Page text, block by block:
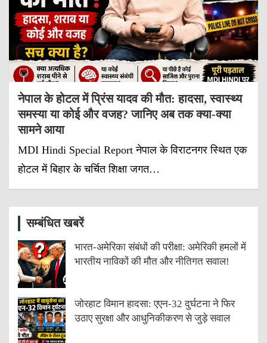
नेपाल के होटल में प्रिंस यादव की मौत: हादसा, स्वास्थ्य
समस्या या कोई और वजह? जानिए अब तक क्या-क्या
सामने आया
MDI Hindi Special Report नेपाल के विराटनगर स्थित एक
होटल में बिहार के चर्चित शिक्षा जगत…
सम्बंधित खबरें
भारत-अमेरिका संबंधों की परीक्षा: अमेरिकी हमलों में
भारतीय नाविकों की मौत और नीतिगत सवाल!
जोरहाट विमान हादसा: एएन-32 दुर्घटना ने फिर
उठाए सुरक्षा और आधुनिकीकरण से जुड़े सवाल